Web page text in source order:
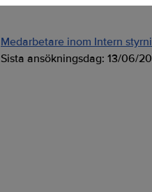
Medarbetare inom Intern
Sista ansökningsdag: 13/06/